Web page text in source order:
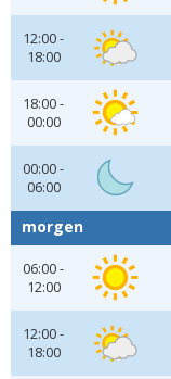
12:00 -
18:00
18:00 -
00:00
00:00 -
06:00
morgen
06:00 -
12:00
12:00 -
18:00